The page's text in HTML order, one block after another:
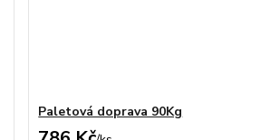
Paletová doprava 90Kg